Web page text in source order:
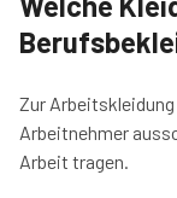
Zur
Arbeitnehmer
Arbeit tragen.